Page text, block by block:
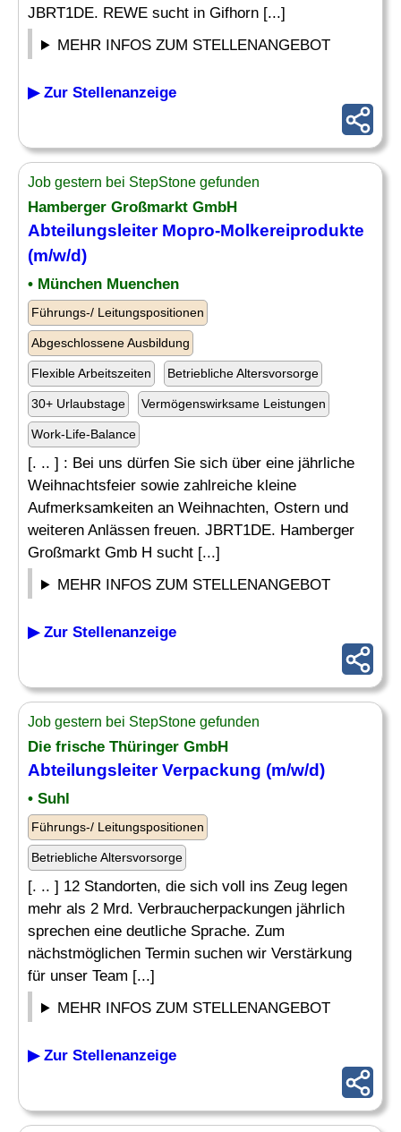
JBRT1DE. REWE sucht in Gifhorn [...]
MEHR INFOS ZUM STELLENANGEBOT
▶ Zur Stellenanzeige
Job gestern bei StepStone gefunden
Hamberger Großmarkt GmbH
AbteilungsleiterMopro-Molkereiprodukte
(m/w/d)
• München Muenchen
Führungs-/ Leitungspositionen
Abgeschlossene Ausbildung
Flexible Arbeitszeiten Betriebliche Altersvorsorge
30+ Urlaubstage Vermögenswirksame Leistungen
Work-Life-Balance
[. .. ] : Bei uns dürfen Sie sich über eine jährliche
Weihnachtsfeier sowie zahlreiche kleine
Aufmerksamkeiten an Weihnachten, Ostern und
weiteren Anlässen freuen. JBRT1DE. Hamberger
Großmarkt Gmb H sucht [...]
MEHR INFOS ZUM STELLENANGEBOT
▶ Zur Stellenanzeige
Job gestern bei StepStone gefunden
Die frische Thüringer GmbH
AbteilungsleiterVerpackung (m/w/d)
• Suhl
Führungs-/ Leitungspositionen
Betriebliche Altersvorsorge
[. .. ] 12 Standorten, die sich voll ins Zeug legen
mehr als 2 Mrd. Verbraucherpackungen jährlich
sprechen eine deutliche Sprache. Zum
nächstmöglichen Termin suchen wir Verstärkung
für unser Team [...]
MEHR INFOS ZUM STELLENANGEBOT
▶ Zur Stellenanzeige